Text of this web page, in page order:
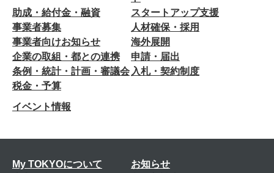
助成・給付金・融資
スタートアップ支援
事業者募集
人材確保・採用
事業者向けお知らせ
海外展開
企業の取組・都との連携
申請・届出
条例・統計・計画・審議会 入札・契約制度
税金・予算
イベント情報
My TOKYOについて
お知らせ